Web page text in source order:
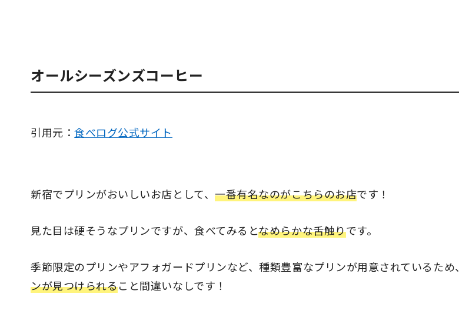
オールシーズンズコーヒー
引用元：食べログ公式サイト
新宿でプリンがおいしいお店として、一番有名なのがこちらのお店です！
見た目は硬そうなプリンですが、食べてみるとなめらかな舌触りです。
季節限定のプリンやアフォガードプリンなど、種類豊富なプリンが用意されているため、
ンが見つけられること間違いなしです！